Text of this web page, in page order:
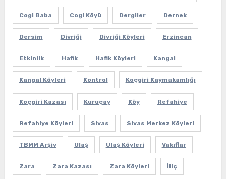
Cogi Baba Cogi Köyü Dergiler Dernek
Dersim Divriği Divriği Köyleri Erzincan
Etkinlik Hafik Hafik Köyleri Kangal
Kangal Köyleri Kontrol Koçgiri Kaymakamlığı
Koçgiri Kazası Kuruçay Köy Refahiye
Refahiye Köyleri Sivas Sivas Merkez Köyleri
TBMM Arşiv Ulaş Ulaş Köyleri Vakıflar
Zara Zara Kazası Zara Köyleri İliç